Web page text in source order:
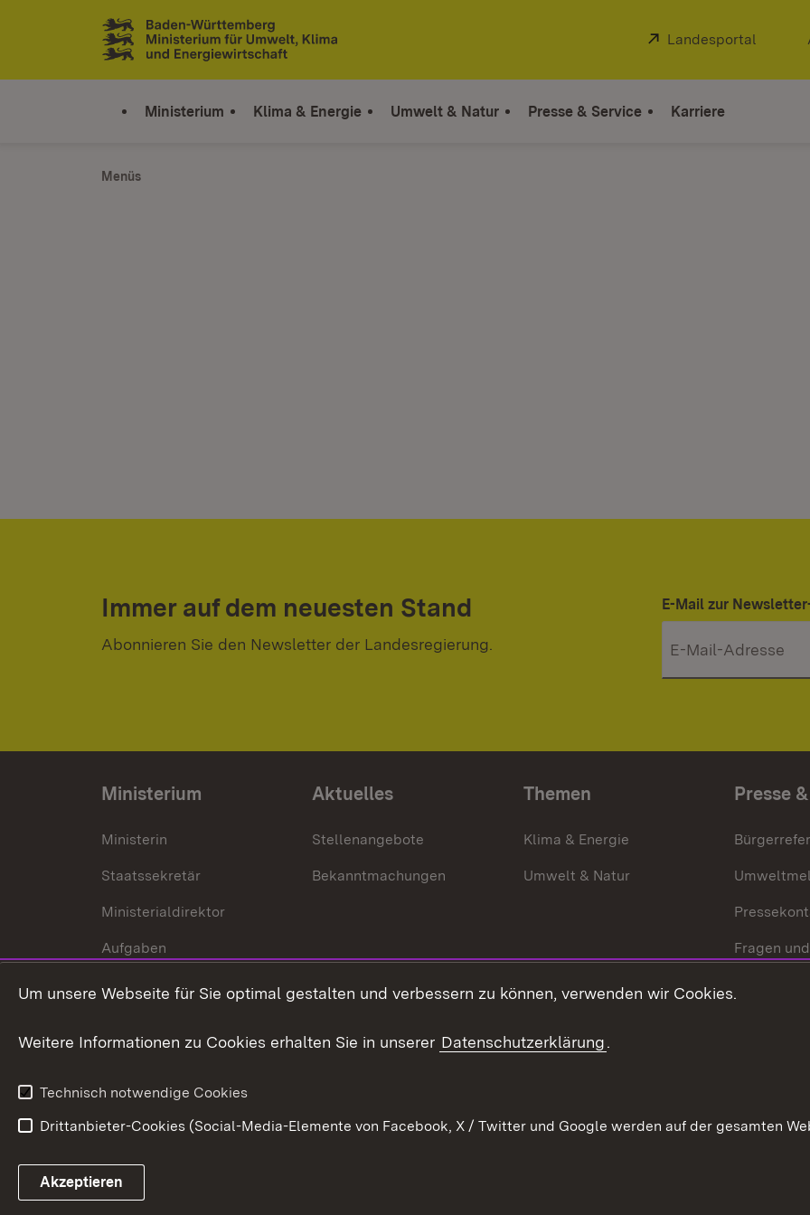
Zum Inhalt springen
Link zur Startseite
Extern:
Landesportal
Ministerium Klima & Energie Umwelt & Natur Presse & Service Karriere
Menüs
Immer auf dem neuesten Stand
Abonnieren Sie den Newsletter der Landesregierung.
E-Mail zur
Ministerium
Ministerin
Staatssekretär
Ministerialdirektor
Aufgaben
Internationale
Aktuelles
Stellenangebote
Bekanntmachungen
Themen
Klima & Energie
Umwelt & Natur
Presse
Fragen
Link zum Landesportal
Um unsere Webseite für Sie optimal gestalten und verbessern zu können, verwenden wir Cookies.
Weitere Informationen zu Cookies erhalten Sie in unserer Datenschutzerklärung.
Technisch notwendige Cookies
Drittanbieter-Cookies (Social-Media-Elemente von Facebook, X / Twitter und Google werden auf der gesamten
Akzeptieren